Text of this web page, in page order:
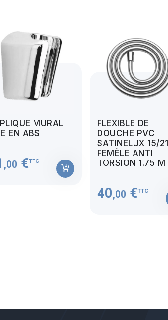
MURAL
EN ABS
,00 €TTC
FLEXIBLE DE
DOUCHE PVC
SATINELUX 15/21
FEMÈLE ANTI
TORSION 1.75 M
40,00 €TTC